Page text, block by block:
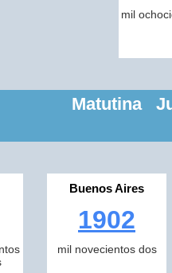
mil
Matutina
Buenos Aires
1902
mil novecientos dos